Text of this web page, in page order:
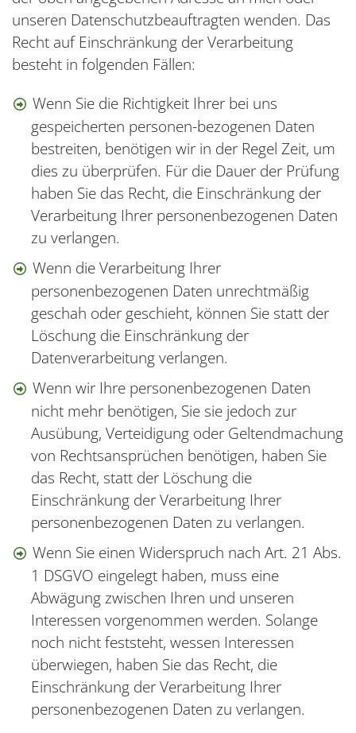
unseren Datenschutzbeauftragten wenden. Das
Recht auf Einschränkung der Verarbeitung
besteht in folgenden Fällen:
Wenn Sie die Richtigkeit Ihrer bei uns
gespeicherten personen-bezogenen Daten
bestreiten, benötigen wir in der Regel Zeit, um
dies zu überprüfen. Für die Dauer der Prüfung
haben Sie das Recht, die Einschränkung der
Verarbeitung Ihrer personenbezogenen Daten
zu verlangen.
Wenn die Verarbeitung Ihrer
personenbezogenen Daten unrechtmäßig
geschah oder geschieht, können Sie statt der
Löschung die Einschränkung der
Datenverarbeitung verlangen.
Wenn wir Ihre personenbezogenen Daten
nicht mehr benötigen, Sie sie jedoch zur
Ausübung, Verteidigung oder Geltendmachung
von Rechtsansprüchen benötigen, haben Sie
das Recht, statt der Löschung die
Einschränkung der Verarbeitung Ihrer
personenbezogenen Daten zu verlangen.
Wenn Sie einen Widerspruch nach Art. 21 Abs.
1 DSGVO eingelegt haben, muss eine
Abwägung zwischen Ihren und unseren
Interessen vorgenommen werden. Solange
noch nicht feststeht, wessen Interessen
überwiegen, haben Sie das Recht, die
Einschränkung der Verarbeitung Ihrer
personenbezogenen Daten zu verlangen.